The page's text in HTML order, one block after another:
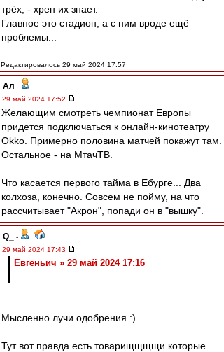
трёх, - хрен их знает.
Главное это стадион, а с ним вроде ещё
проблемы...
Редактировалось 29 май 2024 17:57
Ал -
29 май 2024 17:52
Желающим смотреть чемпионат Европы
придется подключаться к онлайн-кинотеатру
Okko. Примерно половина матчей покажут там.
Остальное - на МтачТВ.
Что касается первого тайма в Ебурге... Два
колхоза, конечно. Совсем не пойму, на что
рассчитывает "Акрон", попади он в "вышку".
Q_
-
29 май 2024 17:43
Евгеньич » 29 май 2024 17:16
Мысленно лучи одобрения :)
Тут вот правда есть товарищщщщи которые